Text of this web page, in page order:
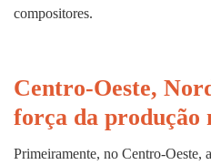
compositores.
Centro-Oeste,
força da produção
Primeiramente, no Centro-Oeste,